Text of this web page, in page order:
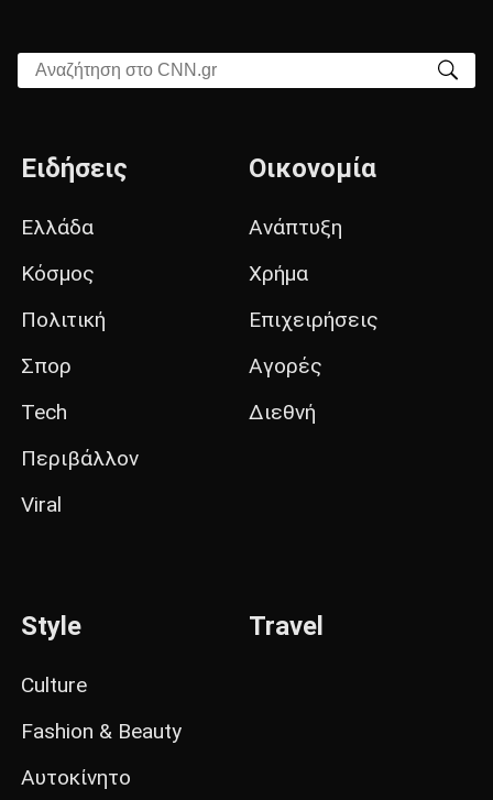
Αναζήτηση στο CNN.gr
Ειδήσεις
Ελλάδα
Κόσμος
Πολιτική
Σπορ
Tech
Περιβάλλον
Viral
Οικονομία
Ανάπτυξη
Χρήμα
Επιχειρήσεις
Αγορές
Διεθνή
Style
Culture
Fashion & Beauty
Αυτοκίνητο
Travel